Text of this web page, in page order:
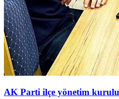
AK Parti ilçe yönetim